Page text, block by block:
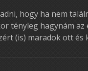
hogy ha nem
tényleg hagynám az
(is) maradok ott és